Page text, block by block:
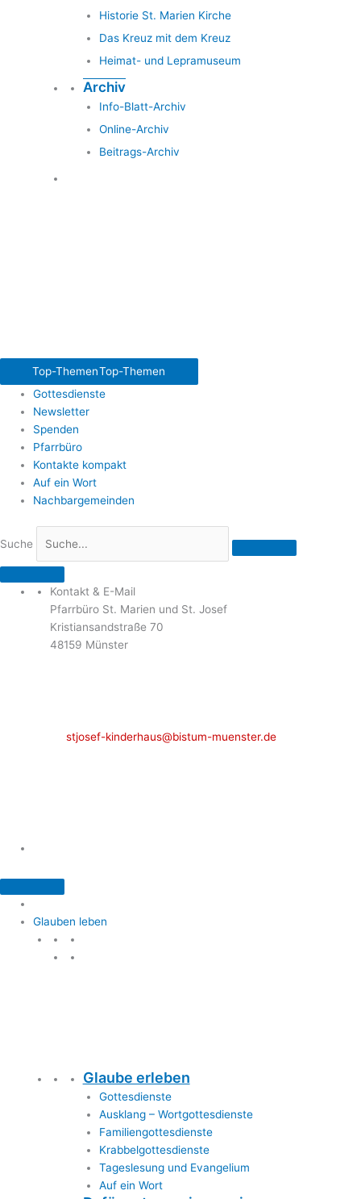
Historie St. Marien Kirche
Das Kreuz mit dem Kreuz
Heimat- und Lepramuseum
Archiv
Info-Blatt-Archiv
Online-Archiv
Beitrags-Archiv
Top-ThemenTop-Themen
Gottesdienste
Newsletter
Spenden
Pfarrbüro
Kontakte kompakt
Auf ein Wort
Nachbargemeinden
Suche
Kontakt & E-Mail
Pfarrbüro St. Marien und St. Josef
Kristiansandstraße 70
48159 Münster
stjosef-kinderhaus@bistum-muenster.de
Glauben leben
Glaube erleben
Gottesdienste
Ausklang – Wortgottesdienste
Familiengottesdienste
Krabbelgottesdienste
Tageslesung und Evangelium
Auf ein Wort